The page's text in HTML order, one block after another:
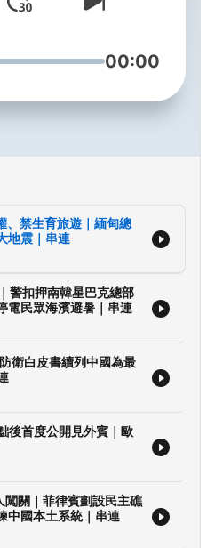
閱的聽友支持得
社團，跟
groups/
合作信箱 →
Hosting
00:00
、禁生育旅遊｜緬甸總
地震｜串連
警扣押南韓星巴克總部
電民眾海濱避暑｜串連
衛白皮書續列中國為最
後首度公開見外賓｜歐
關｜菲律賓劃設民主礁
中國本土系統｜串連